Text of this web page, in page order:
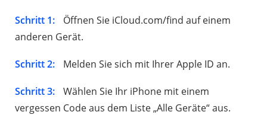
Schritt 1:
Öffnen Sie iCloud.com/find auf einem
anderen Gerät.
Schritt 2: Melden Sie sich mit Ihrer Apple ID an.
Schritt 3:
Wählen Sie Ihr iPhone mit einem
vergessen Code aus dem Liste „Alle Geräte“ aus.